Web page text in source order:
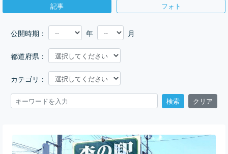
記事 フォト
公開時期： 年 月
都道府県：
カテゴリ：
検索 クリア